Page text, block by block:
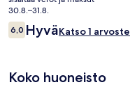
on
170 €
30.8.–31.8.
Arvostelut
6,06,0 kautta 10.
HyväKatso 1
Koko huoneisto